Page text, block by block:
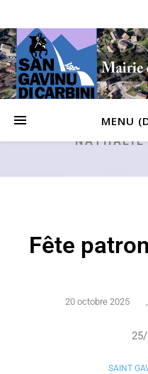
MENU
Fête
20 octobre 2025 ,
SAINT